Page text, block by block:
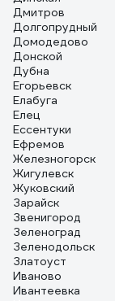
Дмитров
Долгопрудный
Домодедово
Донской
Дубна
Егорьевск
Елабуга
Елец
Ессентуки
Ефремов
Железногорск
Жигулевск
Жуковский
Зарайск
Звенигород
Зеленоград
Зеленодольск
Златоуст
Иваново
Ивантеевка